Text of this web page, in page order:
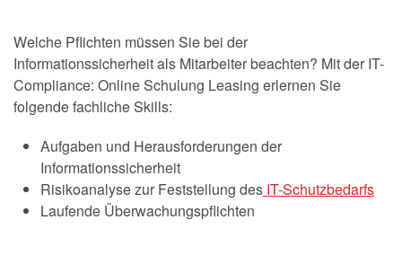
Welche Pflichten müssen Sie bei der
Informationssicherheit als Mitarbeiter beachten? Mit der IT-
Compliance: Online Schulung Leasing erlernen Sie
folgende fachliche Skills:
Aufgaben und Herausforderungen der
Informationssicherheit
Risikoanalyse zur Feststellung des IT-Schutzbedarfs
Laufende Überwachungspflichten